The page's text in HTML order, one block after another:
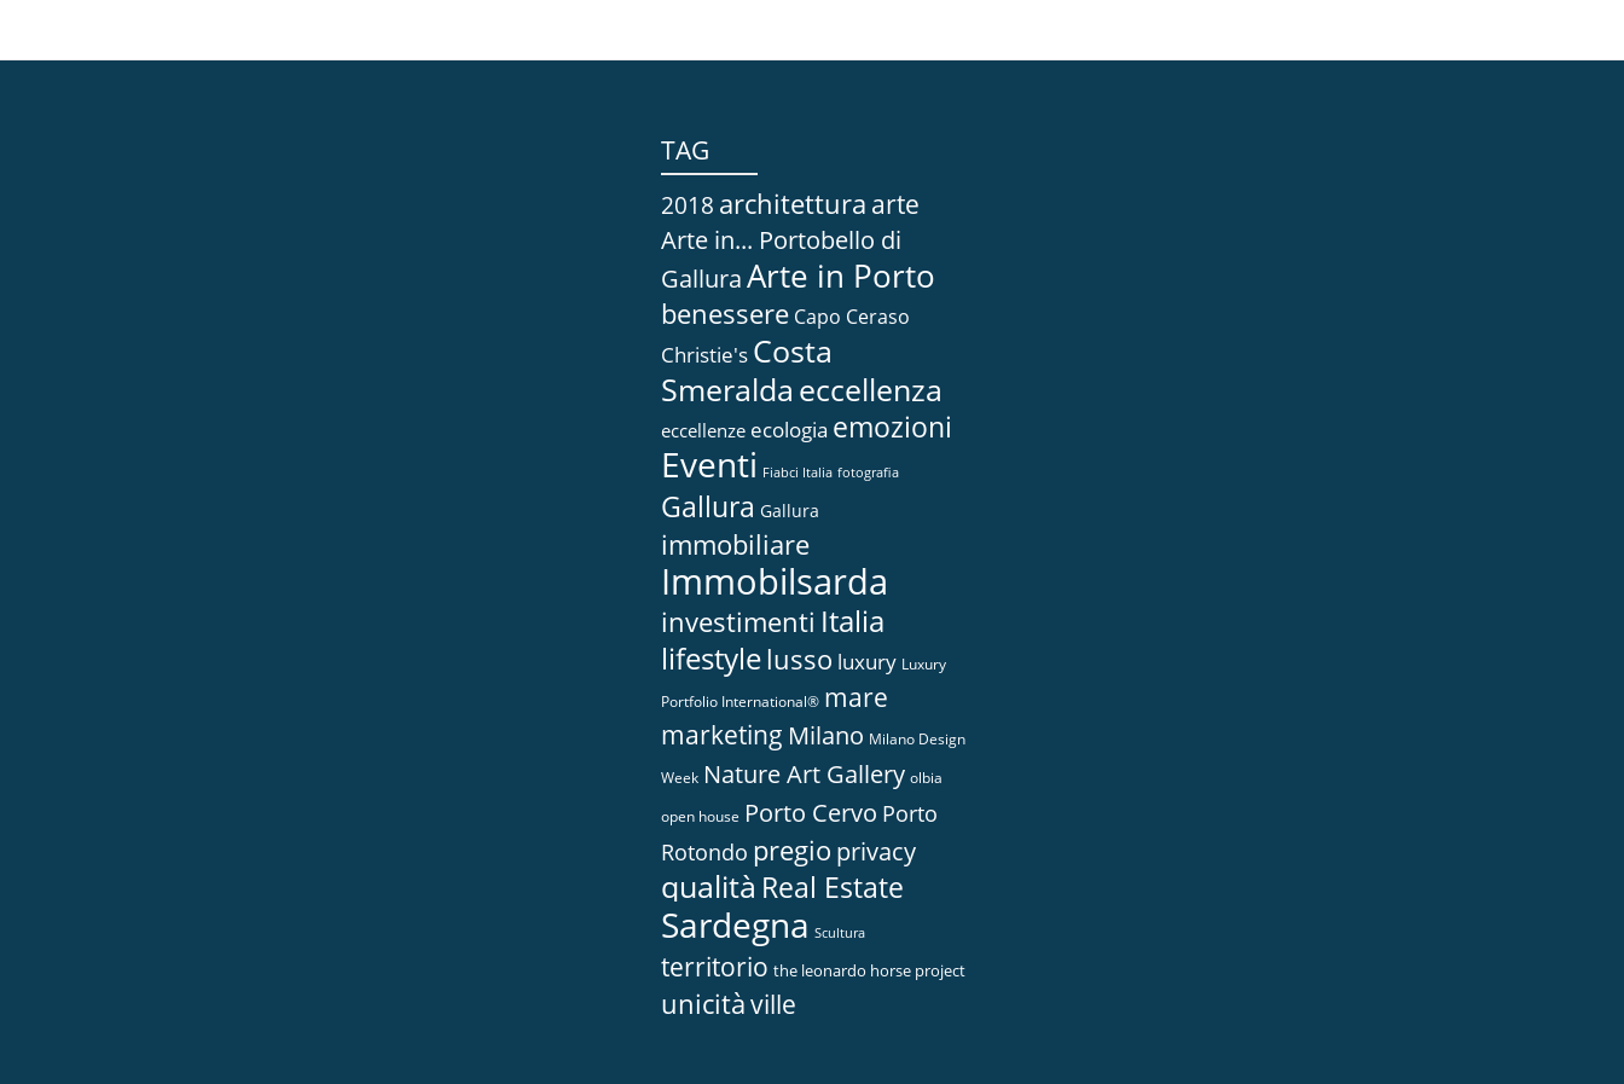
TAG
2018 architettura arte
Arte in... Portobello di
GalluraArte in Porto
benessere Capo Ceraso
Christie's Costa
Smeralda eccellenza
eccellenze ecologia emozioni
Eventi Fiabci Italia fotografia
Gallura Gallura
immobiliare
Immobilsarda
investimenti Italia
lifestylelusso luxury Luxury
Portfolio International® mare
marketing Milano Milano Design
Week Nature Art Gallery olbia
open house Porto Cervo Porto
Rotondo pregio privacy
qualità Real Estate
Sardegna Scultura
territorio the leonardo horse project
unicitàville